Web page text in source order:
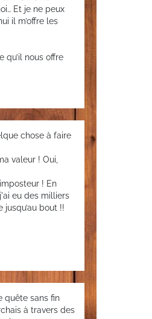
Et je ne peux
il m’offre les
qu’il nous offre
chose à faire
valeur ! Oui,
! En
eu des milliers
bout !!
quête sans fin
à travers des